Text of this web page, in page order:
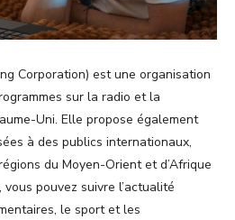
Corporation) est une organisation
sur la radio et la
Uni. Elle propose également
à des publics internationaux,
du Moyen-Orient et d’Afrique
pouvez suivre l’actualité
le sport et les